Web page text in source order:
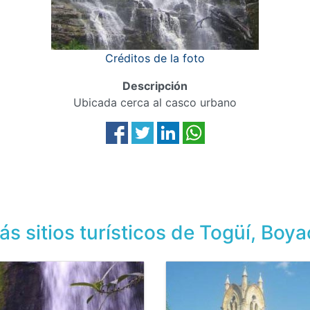
Créditos de la foto
Descripción
Ubicada cerca al casco urbano
sitios turísticos de Togüí,